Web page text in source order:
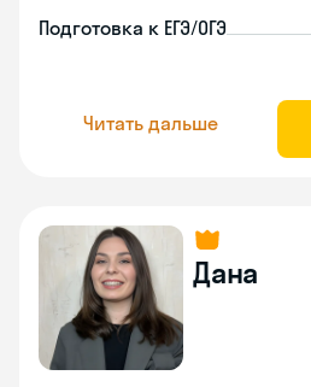
Подготовка к ЕГЭ/ОГЭ
Читать дальше
Дана